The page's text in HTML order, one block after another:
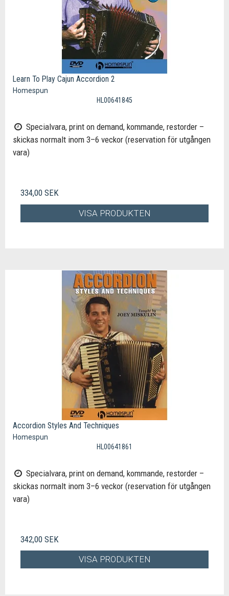
Learn To Play Cajun Accordion 2
Homespun
HL00641845
Specialvara, print on demand, kommande, restorder –
skickas normalt inom 3–6 veckor (reservation för utgången
vara)
334,00 SEK
VISA PRODUKTEN
Accordion Styles And Techniques
Homespun
HL00641861
Specialvara, print on demand, kommande, restorder –
skickas normalt inom 3–6 veckor (reservation för utgången
vara)
342,00 SEK
VISA PRODUKTEN